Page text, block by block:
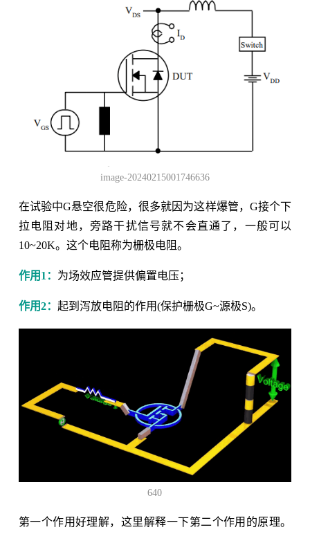
image-20240215001746636
在试验中G悬空很危险，很多就因为这样爆管，G接个下
拉电阻对地，旁路干扰信号就不会直通了，一般可以
10~20K。这个电阻称为栅极电阻。
作用1： 为场效应管提供偏置电压；
作用2： 起到泻放电阻的作用(保护栅极G~源极S)。
640
第一个作用好理解，这里解释一下第二个作用的原理。